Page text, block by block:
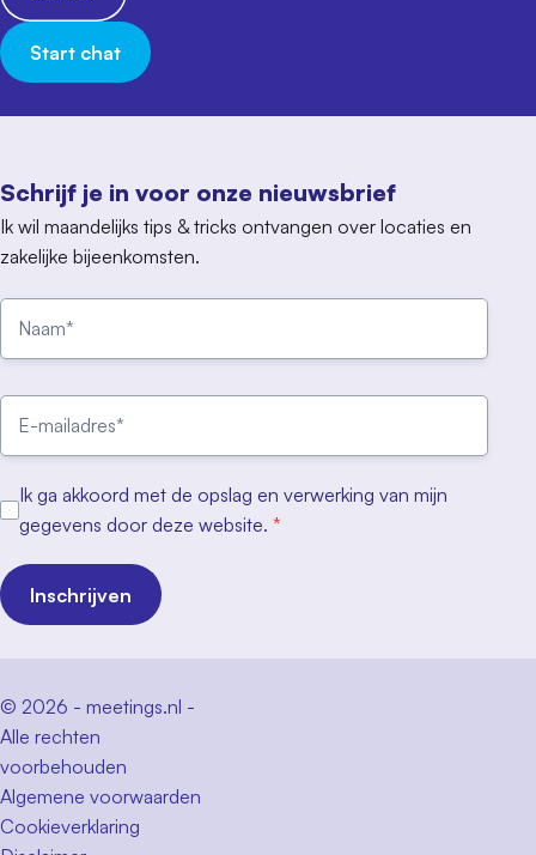
Schrijf je in voor onze nieuwsbrief
Ik wil maandelijks tips & tricks ontvangen over locaties en
zakelijke bijeenkomsten.
Ik ga akkoord met de opslag en verwerking van mijn
gegevens door deze website. *
Inschrijven
Start chat
© 2026 - meetings.nl -
Alle rechten
voorbehouden
Algemene voorwaarden
Cookieverklaring